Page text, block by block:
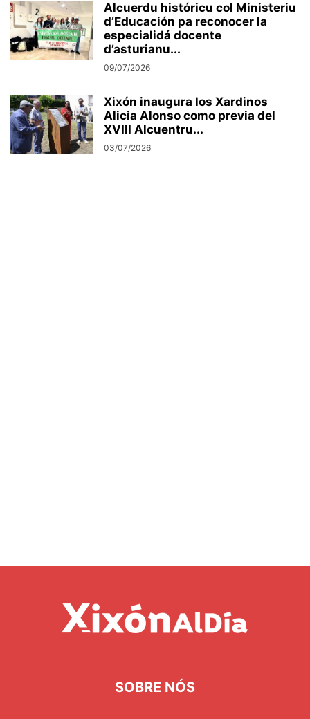
Alcuerdu históricu col Ministeriu
d’Educación pa reconocer la
especialidá docente
d’asturianu...
09/07/2026
Xixón inaugura los Xardinos
Alicia Alonso como previa del
XVIII Alcuentru...
03/07/2026
SOBRE NÓS